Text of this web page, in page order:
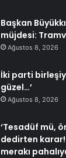
Başkan
müjdesi:
Ağustos 8, 2026
İki parti
güzel…’
Ağustos 8, 2026
‘Tesadüf mü,
dedirten
merakı